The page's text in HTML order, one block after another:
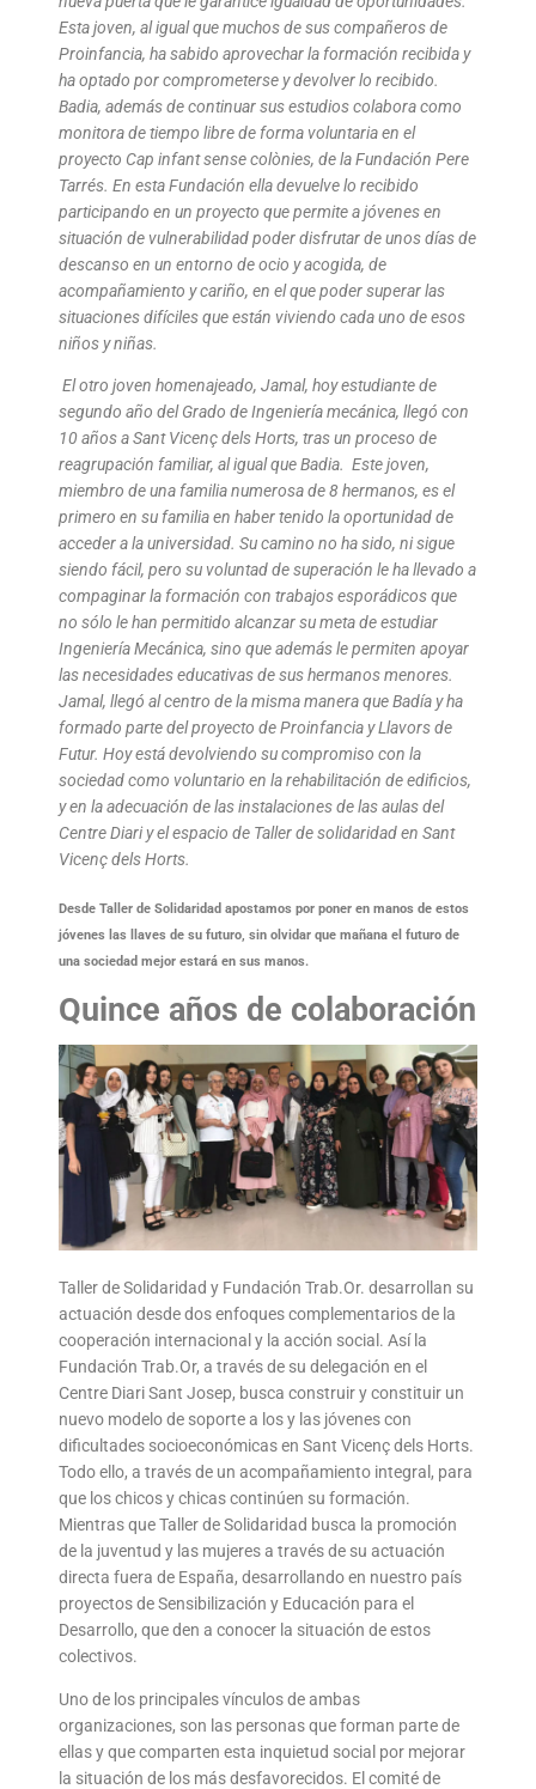
Esta joven, al igual que muchos de sus compañeros de
Proinfancia, ha sabido aprovechar la formación recibida y
ha optado por comprometerse y devolver lo recibido.
Badia, además de continuar sus estudios colabora como
monitora de tiempo libre de forma voluntaria en el
proyecto Cap infant sense colònies, de la Fundación Pere
Tarrés. En esta Fundación ella devuelve lo recibido
participando en un proyecto que permite a jóvenes en
situación de vulnerabilidad poder disfrutar de unos días de
descanso en un entorno de ocio y acogida, de
acompañamiento y cariño, en el que poder superar las
situaciones difíciles que están viviendo cada uno de esos
niños y niñas.
El otro joven homenajeado, Jamal, hoy estudiante de
segundo año del Grado de Ingeniería mecánica, llegó con
10 años a Sant Vicenç dels Horts, tras un proceso de
reagrupación familiar, al igual que Badia. Este joven,
miembro de una familia numerosa de 8 hermanos, es el
primero en su familia en haber tenido la oportunidad de
acceder a la universidad. Su camino no ha sido, ni sigue
siendo fácil, pero su voluntad de superación le ha llevado a
compaginar la formación con trabajos esporádicos que
no sólo le han permitido alcanzar su meta de estudiar
Ingeniería Mecánica, sino que además le permiten apoyar
las necesidades educativas de sus hermanos menores.
Jamal, llegó al centro de la misma manera que Badía y ha
formado parte del proyecto de Proinfancia y Llavors de
Futur. Hoy está devolviendo su compromiso con la
sociedad como voluntario en la rehabilitación de edificios,
y en la adecuación de las instalaciones de las aulas del
Centre Diari y el espacio de Taller de solidaridad en Sant
Vicenç dels Horts.
Desde Taller de Solidaridad apostamos por poner en manos de estos
jóvenes las llaves de su futuro, sin olvidar que mañana el futuro de
una sociedad mejor estará en sus manos.
Quince años de colaboración
Taller de Solidaridad y Fundación Trab.Or. desarrollan su
actuación desde dos enfoques complementarios de la
cooperación internacional y la acción social. Así la
Fundación Trab.Or, a través de su delegación en el
Centre Diari Sant Josep, busca construir y constituir un
nuevo modelo de soporte a los y las jóvenes con
dificultades socioeconómicas en Sant Vicenç dels Horts.
Todo ello, a través de un acompañamiento integral, para
que los chicos y chicas continúen su formación.
Mientras que Taller de Solidaridad busca la promoción
de la juventud y las mujeres a través de su actuación
directa fuera de España, desarrollando en nuestro país
proyectos de Sensibilización y Educación para el
Desarrollo, que den a conocer la situación de estos
colectivos.
Uno de los principales vínculos de ambas
organizaciones, son las personas que forman parte de
ellas y que comparten esta inquietud social por mejorar
la situación de los más desfavorecidos. El comité de